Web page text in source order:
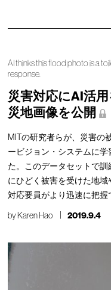
AI thinks this flood photo is a
response.
災害対応にAI活
災地画像を公開
MITの研究者らが、災害の
ービジョン・システムに
た。このデータセットで
にひどく被害を受けた地
対応要員がより迅速に把握
byKaren Hao 2019.9.4